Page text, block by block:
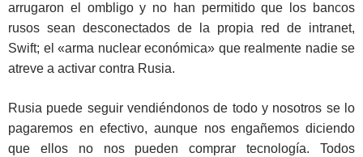
arrugaron el ombligo y no han permitido que los bancos
rusos sean desconectados de la propia red de intranet,
Swift; el «arma nuclear económica» que realmente nadie se
atreve a activar contra Rusia.
Rusia puede seguir vendiéndonos de todo y nosotros se lo
pagaremos en efectivo, aunque nos engañemos diciendo
que ellos no nos pueden comprar tecnología. Todos